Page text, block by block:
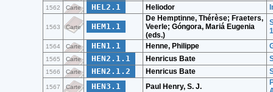
1562 Carte HEL2.1 Heliodor
1563 Carte HEM1.1
De Hemptinne, Thérèse; Fraeters,
Veerle; Góngora, Mariá Eugenia
(eds.)
1564 Carte HEN1.1 Henne, Philippe
1565 Carte HEN2.1.1 Henricus Bate
1566 Carte HEN2.1.2 Henricus Bate
1567 Carte HEN3.1 Paul Henry, S. J.